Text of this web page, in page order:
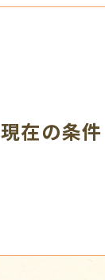
現在の条件